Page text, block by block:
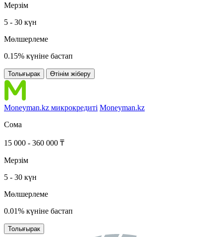
Мерзім
5 - 30 күн
Мөлшерлеме
0.15% күніне бастап
Толығырак Өтінім жіберу
Moneyman.kz микрокредиті Moneyman.kz
Сома
15 000 - 360 000 ₸
Мерзім
5 - 30 күн
Мөлшерлеме
0.01% күніне бастап
Толығырак